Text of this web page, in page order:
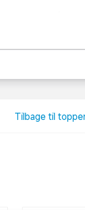
kuglefisk).
Tilbage til